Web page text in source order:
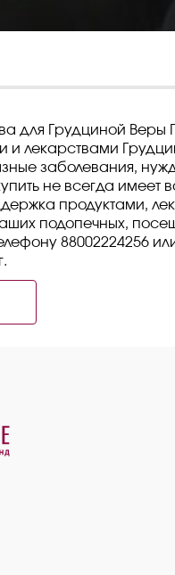
для Грудциной Веры
и лекарствами
заболевания,
не всегда
продуктами,
подопечных,
88002224256